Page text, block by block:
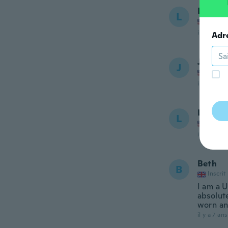
L Laura
il y a 7 ans
J John
il y a 7 ans
L Loretta
il y a 7 ans
B Beth
Inscrit
I am a
worn
il y a 7 ans